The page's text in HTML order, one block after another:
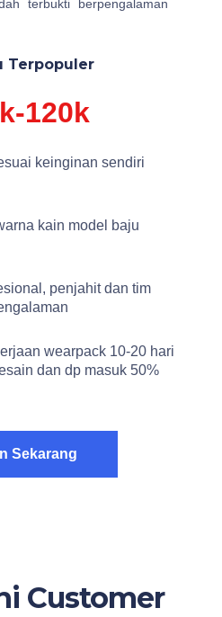
terbukti berpengalaman
Terpopuler
120k
keinginan sendiri
kain model baju
penjahit dan tim
wearpack 10-20 hari
dan dp masuk 50%
Sekarang
Customer